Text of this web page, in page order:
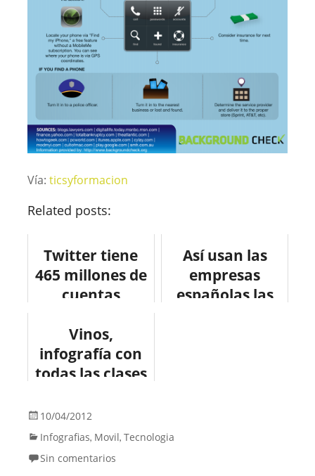
Vía: ticsyformacion
Related posts:
Twitter tiene
465 millones de
cuentas
#socialmedia
#twitter
Así usan las
empresas
españolas las
Vinos,
infografía con
todas las clases
#infografia
#vino
10/04/2012
Infografias, Movil, Tecnologia
Sin comentarios